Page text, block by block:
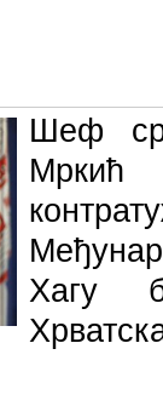
Шеф
Хагу